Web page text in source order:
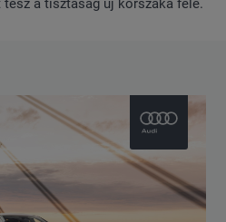
a tisztaság új korszaka felé.